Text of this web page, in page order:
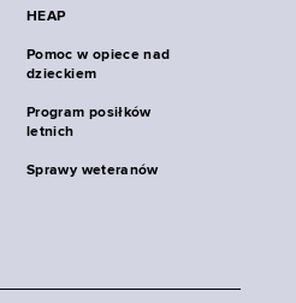
HEAP
Pomoc w opiece nad
dzieckiem
Program posiłków
letnich
Sprawy weteranów